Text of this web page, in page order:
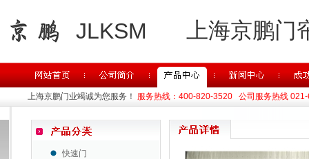
JLKSM 上海京鹏
上海京鹏门业竭诚为您服务！ 服务热线：400-820-3520 公司服务热线
快速门